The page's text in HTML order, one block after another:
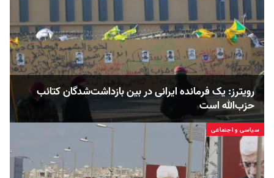
رویترز: یک فرمانده ایرانی در بین بازداشت‌شدگان کتائب
حزب‌الله است
سیاسی و اجتماعی